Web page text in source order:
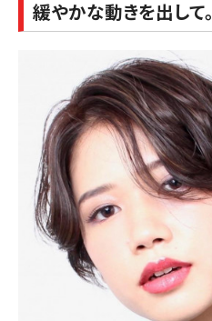
緩やかな動きを出して。